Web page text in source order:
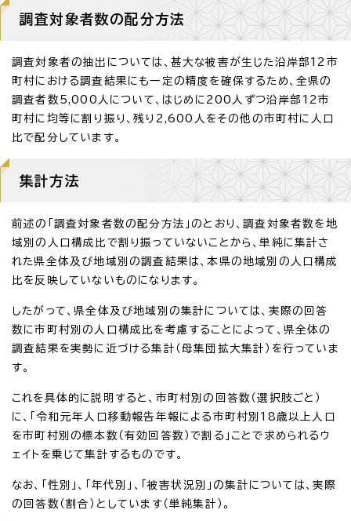
調査対象者数の配分方法
調査対象者の抽出については、甚大な被害が生じた沿岸部12市
町村における調査結果にも一定の精度を確保するため、全県の
調査者数5,000人について、はじめに200人ずつ沿岸部12市
町村に均等に割り振り、残り2,600人をその他の市町村に人口
比で配分しています。
集計方法
前述の「調査対象者数の配分方法」のとおり、調査対象者数を地
域別の人口構成比で割り振っていないことから、単純に集計さ
れた県全体及び地域別の調査結果は、本県の地域別の人口構成
比を反映していないものになります。
したがって、県全体及び地域別の集計については、実際の回答
数に市町村別の人口構成比を考慮することによって、県全体の
調査結果を実勢に近づける集計（母集団拡大集計）を行っていま
す。
これを具体的に説明すると、市町村別の回答数（選択肢ごと）
に、「令和元年人口移動報告年報による市町村別18歳以上人口
を市町村別の標本数（有効回答数）で割る」ことで求められるウ
ェイトを乗じて集計するものです。
なお、「性別」、「年代別」、「被害状況別」の集計については、実際
の回答数（割合）としています（単純集計）。